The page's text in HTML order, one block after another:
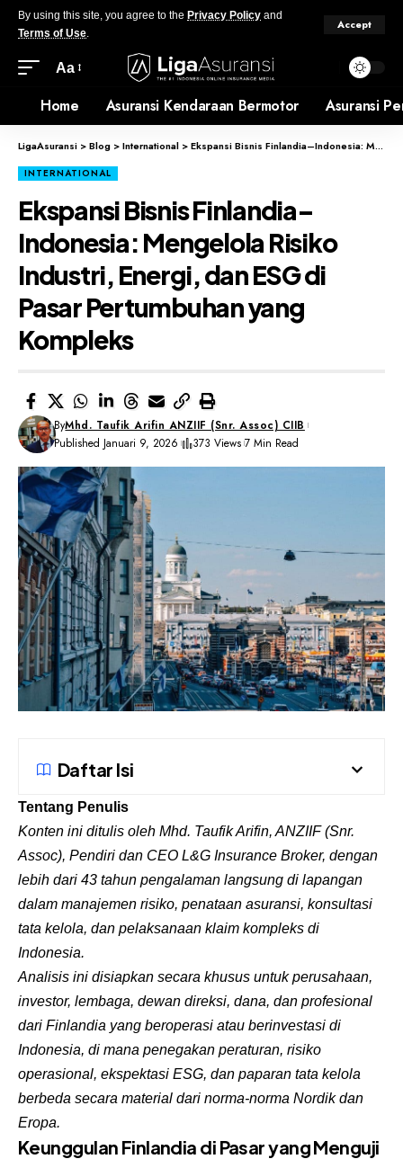
By using this site, you agree to the Privacy Policy and
Terms of Use.
Accept
Aa
Home Asuransi Kendaraan Bermotor Asuransi
LigaAsuransi >Blog >International >Ekspansi Bisnis Finlandia–Indonesia: Mengelola Risiko Industri, Energi, dan ESG di Pasar Pertumbuhan yang Kompleks
INTERNATIONAL
Ekspansi Bisnis Finlandia–
Indonesia: Mengelola Risiko
Industri, Energi, dan ESG di
Pasar Pertumbuhan yang
Kompleks
ByMhd. Taufik Arifin ANZIIF (Snr. Assoc) CIIB
Published Januari 9, 2026
373 Views 7 Min Read
Daftar Isi
Tentang Penulis
Konten ini ditulis oleh Mhd. Taufik Arifin, ANZIIF (Snr.
Assoc), Pendiri dan CEO L&G Insurance Broker, dengan
lebih dari 43 tahun pengalaman langsung di lapangan
dalam manajemen risiko, penataan asuransi, konsultasi
tata kelola, dan pelaksanaan klaim kompleks di
Indonesia.
Analisis ini disiapkan secara khusus untuk perusahaan,
investor, lembaga, dewan direksi, dana, dan profesional
dari Finlandia yang beroperasi atau berinvestasi di
Indonesia, di mana penegakan peraturan, risiko
operasional, ekspektasi ESG, dan paparan tata kelola
berbeda secara material dari norma-norma Nordik dan
Eropa.
Keunggulan Finlandia di Pasar yang Menguji